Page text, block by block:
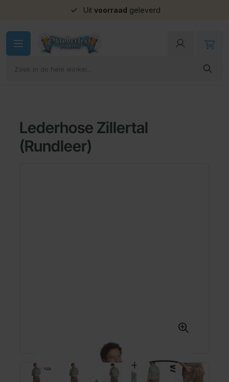
Uit voorraad geleverd
Lederhose Zillertal
(Rundleer)